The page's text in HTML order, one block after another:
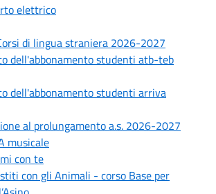
elettrico
di lingua straniera 2026-2027
dell'abbonamento studenti atb-teb
dell'abbonamento studenti arriva
al prolungamento a.s. 2026-2027
musicale
con te
con gli Animali - corso Base per